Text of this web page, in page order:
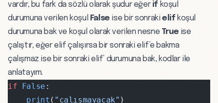
vardır, bu fark da sözlü olarak şudur eğer if koşul
durumuna verilen koşul
False ise bir sonrakielif koşul
durumuna bak ve koşul olarak verilen nesne True ise
çalıştır, eğer elif çalışırsa bir sonraki elif’e bakma
çalışmaz ise bir sonraki elif’ durumuna bak, kodlar ile
anlatayım.
if False :
    print
( "çalışmayacak" )